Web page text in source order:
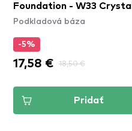
Foundation - W33 Crystal
Beige
Podkladová báza
-5%
17,58 € 18,50 €
Pridať